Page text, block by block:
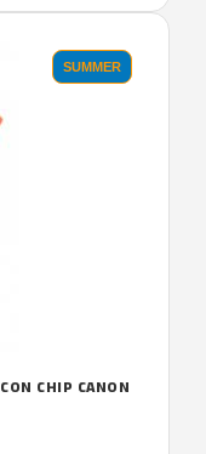
SUMMER
CHIP CANON